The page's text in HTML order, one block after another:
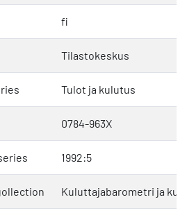
fi
Tilastokeskus
Tulot ja kulutus
0784-963X
1992:5
Kuluttajabarometri ja